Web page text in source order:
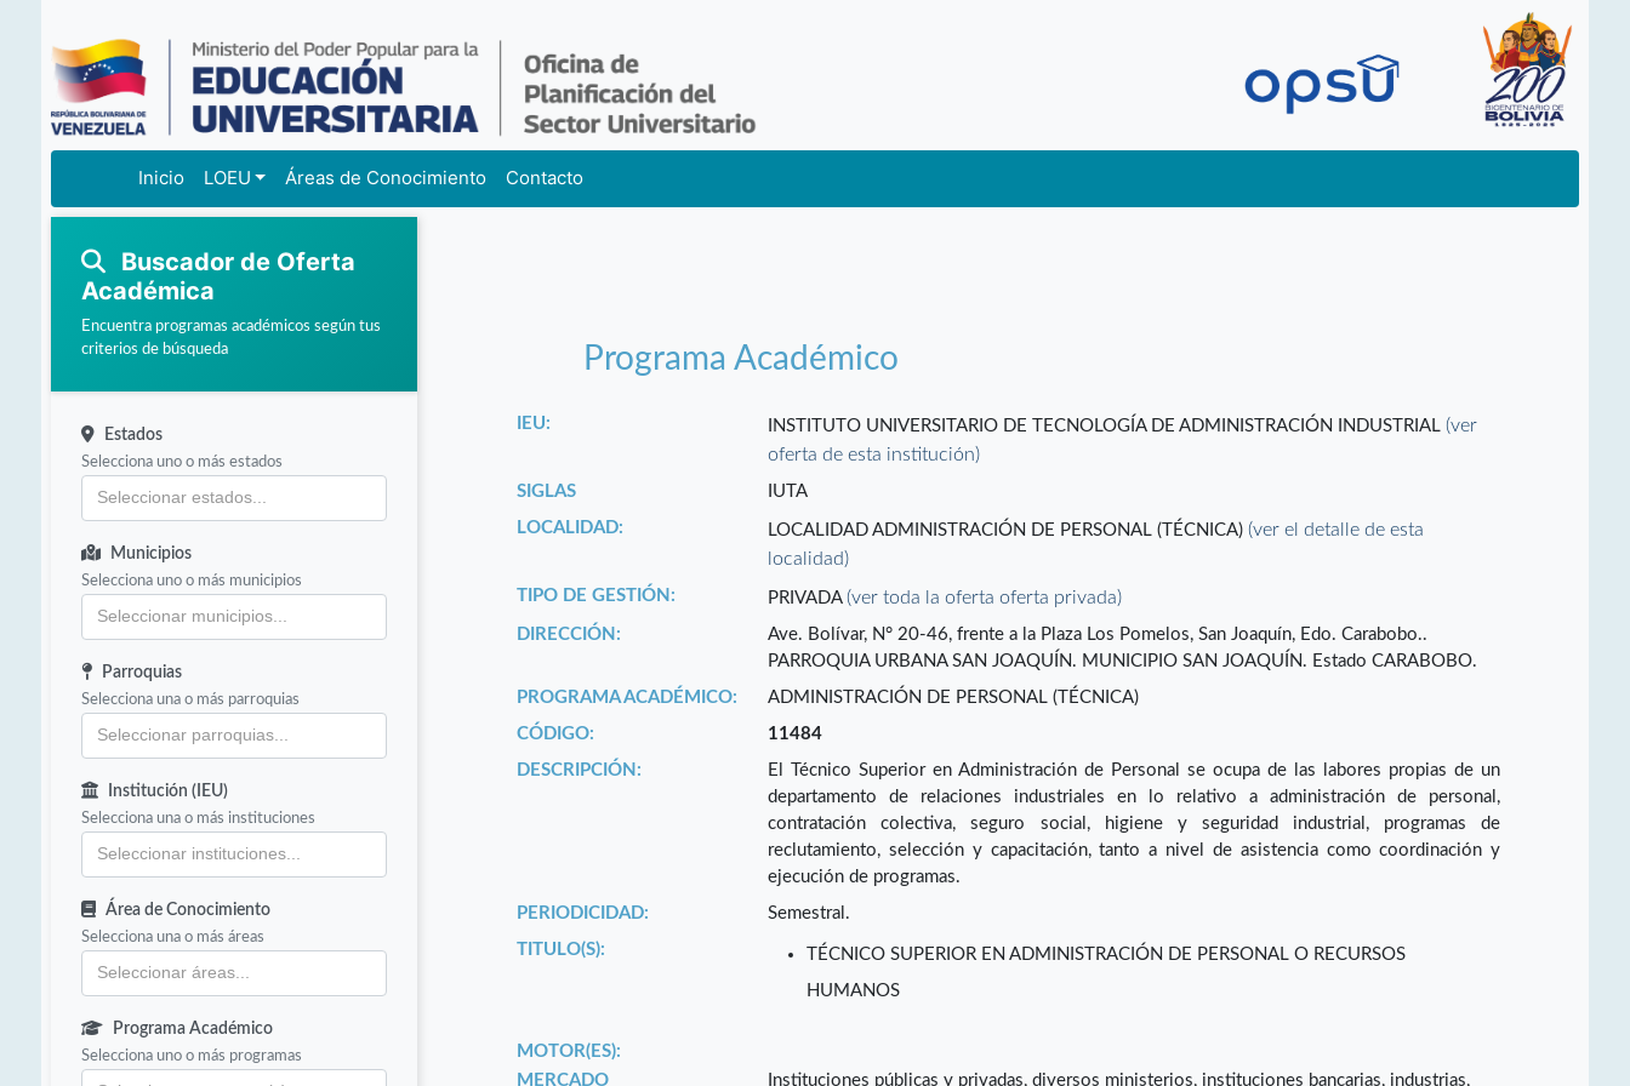
Inicio LOEU Áreas de Conocimiento Contacto
Buscador de Oferta
Académica
Encuentra programas académicos según tus
criterios de búsqueda
Estados
Selecciona uno o más estados
Municipios
Selecciona uno o más municipios
Parroquias
Selecciona una o más parroquias
Institución (IEU)
Selecciona una o más instituciones
Área de Conocimiento
Selecciona una o más áreas
Programa Académico
Selecciona uno o más programas
Programa Académico
IEU: INSTITUTO UNIVERSITARIO DE TECNOLOGÍA DE ADMINISTRACIÓN INDUSTRIAL(ver
oferta de esta institución)
SIGLAS
IUTA
LOCALIDAD:
LOCALIDAD ADMINISTRACIÓN DE PERSONAL (TÉCNICA)(ver el detalle de esta
localidad)
TIPO DE GESTIÓN: PRIVADA(ver toda la oferta oferta privada)
DIRECCIÓN:
Ave. Bolívar, N° 20-46, frente a la Plaza Los Pomelos, San Joaquín, Edo. Carabobo..
PARROQUIA URBANA SAN JOAQUÍN. MUNICIPIO SAN JOAQUÍN. Estado CARABOBO.
PROGRAMA ACADÉMICO:
ADMINISTRACIÓN DE PERSONAL (TÉCNICA)
CÓDIGO:
11484
DESCRIPCIÓN:
El Técnico Superior en Administración de Personal se ocupa de las labores propias de un
departamento de relaciones industriales en lo relativo a administración de personal,
contratación colectiva, seguro social, higiene y seguridad industrial, programas de
reclutamiento, selección y capacitación, tanto a nivel de asistencia como coordinación y
ejecución de programas.
PERIODICIDAD:
Semestral.
TITULO(S):
TÉCNICO SUPERIOR EN ADMINISTRACIÓN DE PERSONAL O RECURSOS
HUMANOS
MOTOR(ES):
MERCADO
Instituciones públicas y privadas, diversos ministerios, instituciones bancarias, industrias,